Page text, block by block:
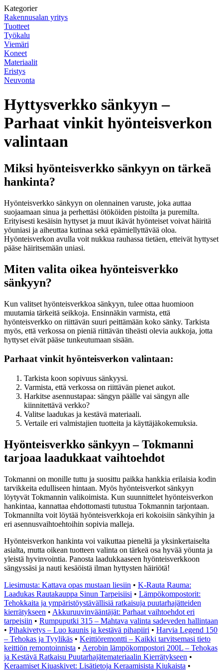
Kategorier
Rakennusalan yritys
Tuotteet
Työkalu
Viemäri
Koneet
Materiaalit
Eristys
Neuvonta
Hyttysverkko sänkyyn –
Parhaat vinkit hyönteisverkon
valintaan
Miksi hyönteisverkko sänkyyn on tärkeä
hankinta?
Hyönteisverkko sänkyyn on olennainen varuste, joka auttaa
suojaamaan sinua ja perhettäsi ötököiden pistoilta ja puremilta.
Erityisesti kesäisin hyttyset ja muut ikävät hyönteiset voivat häiritä
yöuniasi ja aiheuttaa kutinaa sekä epämiellyttävää oloa.
Hyönteisverkon avulla voit nukkua rauhassa tietäen, etteivät hyttyset
pääse häiritsemään uniasi.
Miten valita oikea hyönteisverkko
sänkyyn?
Kun valitset hyönteisverkkoa sänkyyn, tulee ottaa huomioon
muutamia tärkeitä seikkoja. Ensinnäkin varmista, että
hyönteisverkko on riittävän suuri peittämään koko sänky. Tarkista
myös, että verkossa on pieniä riittävän tiheästi olevia aukkoja, jotta
hyttyset eivät pääse tunkeutumaan sisään.
Parhaat vinkit hyönteisverkon valintaan:
Tarkista koon sopivuus sänkyysi.
Varmista, että verkossa on riittävän pienet aukot.
Harkitse asennustapaa: sängyn päälle vai sängyn alle
kiinnitettävä verkko?
Valitse laadukas ja kestävä materiaali.
Vertaile eri valmistajien tuotteita ja käyttäjäkokemuksia.
Hyönteisverkko sänkyyn – Tokmanni
tarjoaa laadukkaat vaihtoehdot
Tokmanni on monille tuttu ja suosittu paikka hankkia erilaisia kodin
tarvikkeita edulliseen hintaan. Myös hyönteisverkot sänkyyn
löytyvät Tokmannin valikoimista. Kun suunnittelet hyönteisverkon
hankintaa, kannattaa ehdottomasti tutustua Tokmannin tarjontaan.
Tokmannilta voit löytää hyönteisverkkoja eri kokoisiin sänkyihin ja
eri asennusvaihtoehtoihin sopivia malleja.
Hyönteisverkon hankinta voi vaikuttaa pieneltä ja yksinkertaiselta
asialta, mutta oikean tuotteen valinta on tärkeä osa hyvää yöunta ja
yleistä hyvinvointia. Panosta laadukkaaseen hyönteisverkkoon
sängyssäsi ja nauti kesäöistä ilman hyttysten häiriötä!
Liesimusta: Kattava opas mustaan liesiin • K-Rauta Rauma:
Laadukas Rautakauppa Sinun Tarpeisiisi • Lämpökompostorit:
Tehokkaita ja ympäristöystävällisiä ratkaisuja puutarhajätteiden
kierrätykseen • Akkuruuvinvääntäjät: Parhaat vaihtoehdot eri
tarpeisiin • Rumpuputki 315 – Mahtava valinta sadeveden hallintaan
• Pihakivetys – Luo kaunis ja kestävä pihapiiri • Harvia Legend 150
– Tehokas ja Tyylikäs • Keittiöremontti – Kaikki tarvitsemasi tieto
keittiön remontoinnista • Aerobin lämpökompostori 200L – Tehokas
ja Kestävä Ratkaisu Puutarhajätemateriaalin Kierrätykseen •
Keraamiset Kiuaskivet: Lisätietoja Keraamisista Kiukaista •